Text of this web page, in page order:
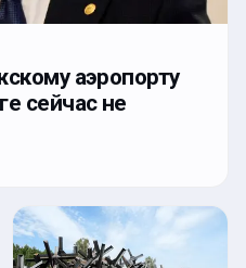
аэропорту
сейчас не